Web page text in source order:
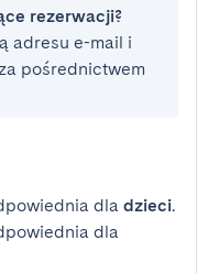
rezerwacji?
adresu e-mail i
pośrednictwem
dla dzieci.
dla